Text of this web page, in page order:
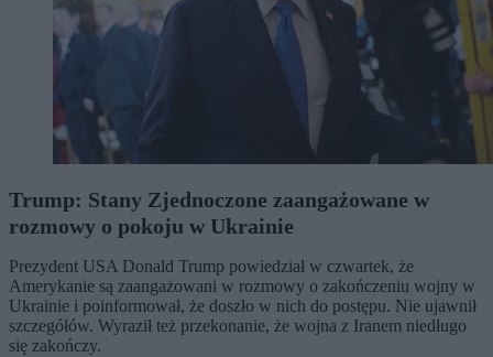
Trump: Stany Zjednoczone zaangażowane w
rozmowy o pokoju w Ukrainie
Prezydent USA Donald Trump powiedział w czwartek, że
Amerykanie są zaangażowani w rozmowy o zakończeniu wojny w
Ukrainie i poinformował, że doszło w nich do postępu. Nie ujawnił
szczegółów. Wyraził też przekonanie, że wojna z Iranem niedługo
się zakończy.